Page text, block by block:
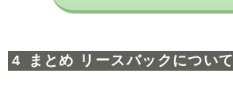
まとめ リースバックについて